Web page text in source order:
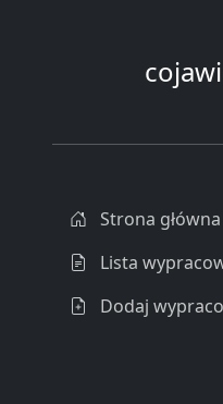
Strona główna
Lista
Dodaj